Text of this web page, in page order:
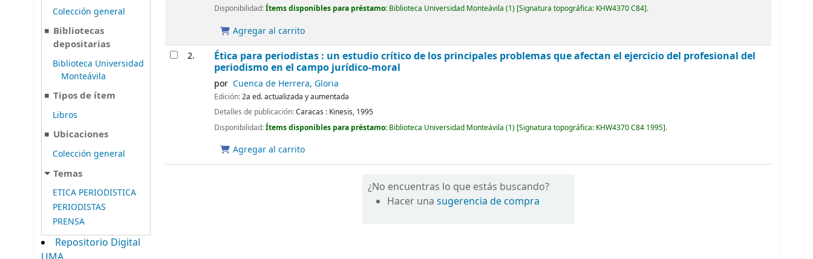
Colección general
Bibliotecas
depositarias
Biblioteca Universidad
Monteávila
Tipos de ítem
Libros
Ubicaciones
Colección general
Temas
ETICA PERIODISTICA
PERIODISTAS
PRENSA
Repositorio Digital
Disponibilidad:Ítems disponibles para préstamo: Biblioteca Universidad Monteávila (1) Signatura topográfica: KHW4370 C84 .
Agregar al carrito
2.
Ética para periodistas : un estudio crítico de los principales problemas que afectan el ejercicio del profesional del
periodismo en el campo jurídico-moral
por Cuenca de Herrera, Gloria
Edición:2a ed. actualizada y aumentada
Detalles de publicación:Caracas : Kinesis, 1995
Disponibilidad:Ítems disponibles para préstamo: Biblioteca Universidad Monteávila (1) Signatura topográfica: KHW4370 C84 1995 .
Agregar al carrito
¿No encuentras lo que estás buscando?
Hacer unasugerencia de compra